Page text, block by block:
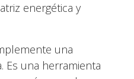
energética y
una
Es una herramienta